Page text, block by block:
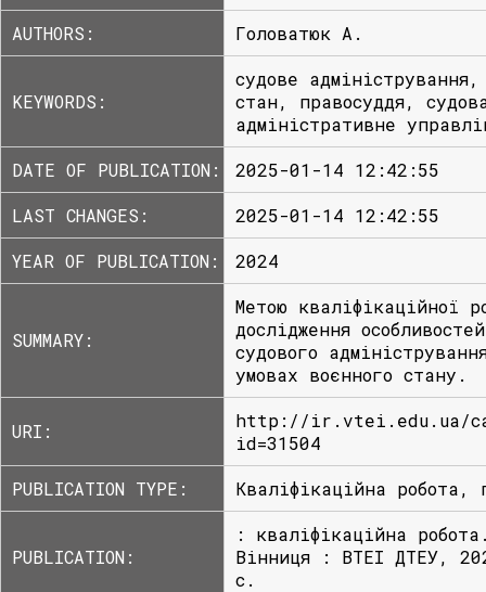
AUTHORS:
Головатюк А.
KEYWORDS:
судове
стан, правосуддя,
адміністративне
DATE OF PUBLICATION:
2025-01-14 12:42:55
LAST CHANGES:
2025-01-14 12:42:55
YEAR OF PUBLICATION:
2024
SUMMARY:
Метою кваліфікаційної
дослідження особливостей
судового
умовах воєнного стану.
URI:
http://ir.vtei.edu.ua/
id=31504
PUBLICATION TYPE:
Кваліфікаційна робота,
PUBLICATION:
: кваліфікаційна
Вінниця : ВТЕІ ДТЕУ,
с.